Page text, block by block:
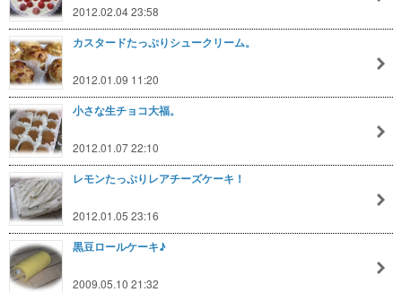
2012.02.04 23:58
カスタードたっぷりシュークリーム。
2012.01.09 11:20
小さな生チョコ大福。
2012.01.07 22:10
レモンたっぷりレアチーズケーキ！
2012.01.05 23:16
黒豆ロールケーキ♪
2009.05.10 21:32